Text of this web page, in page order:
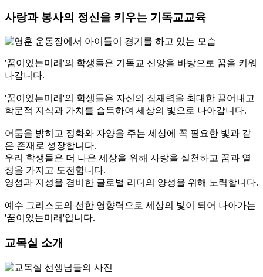
사랑과 봉사의 정신을 키우는 기독교교육
'꿈이있는미래'의 학생들은 기독교 신앙을 바탕으로 꿈을 키워
나갑니다.
'꿈이있는미래'의 학생들은 자신의 잠재력을 최대한 끌어내고
학문적 지식과 가치를 습득하여 세상의 빛으로 나아갑니다.
어둠을 밝히고 정화와 자양을 주는 세상에 꼭 필요한 빛과 같
은 존재로 성장합니다.
우리 학생들은 더 나은 세상을 위해 사랑을 실천하고 꿈과 열
정을 가지고 도전합니다.
영성과 지성을 겸비한 글로벌 리더의 양성을 위해 노력합니다.
예수 그리스도의 선한 영향력으로 세상의 빛이 되어 나아가는
'꿈이있는미래'입니다.
교목실 소개